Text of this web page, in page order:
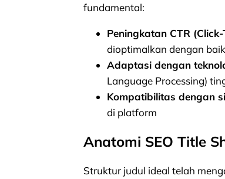
fundamental:
Peningkatan CTR
dioptimalkan dengan baik
Adaptasi dengan
Language Processing)
Kompatibilitas dengan
di platform
Anatomi SEO Title
Struktur judul ideal telah